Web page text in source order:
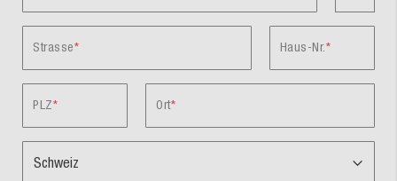
Strasse Haus-Nr.
PLZ Ort